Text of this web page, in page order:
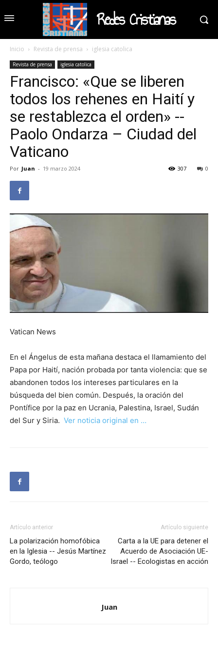
Redes Cristianas
Inicio Revista de prensa iglesia catolica
Revista de prensa iglesia catolica
Francisco: «Que se liberen
todos los rehenes en Haití y
se restablezca el orden» --
Paolo Ondarza – Ciudad del
Vaticano
Por Juan - 19 marzo 2024 0
307
Vatican News
En el Ángelus de esta mañana destaca el llamamiento del
Papa por Haití, nación probada por tanta violencia: que se
abandonen todos los intereses particulares en la
búsqueda del bien común. Después, la oración del
Pontífice por la paz en Ucrania, Palestina, Israel, Sudán
del Sur y Siria. Ver noticia original en …
Artículo anterior
La polarización homofóbica
en la Iglesia -- Jesús Martínez
Gordo, teólogo
Artículo siguiente
Carta a la UE para detener el
Acuerdo de Asociación UE-
Israel -- Ecologistas en acción
Juan